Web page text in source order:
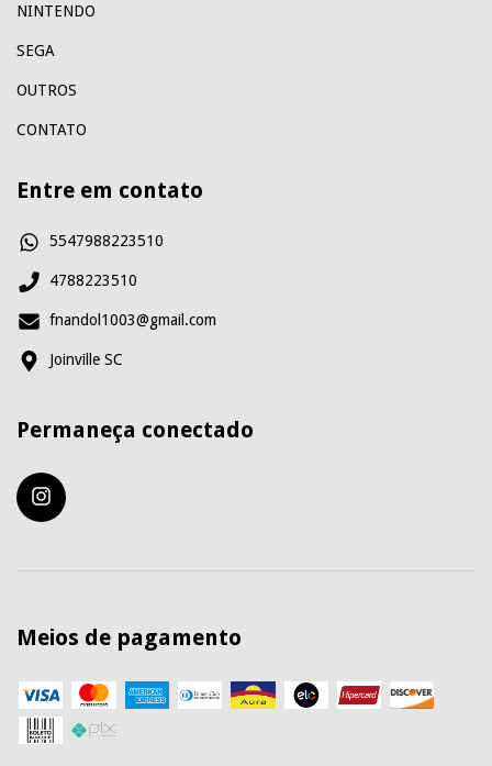
NINTENDO
SEGA
OUTROS
CONTATO
Entre em contato
5547988223510
4788223510
fnandol1003@gmail.com
Joinville SC
Permaneça conectado
Meios de pagamento